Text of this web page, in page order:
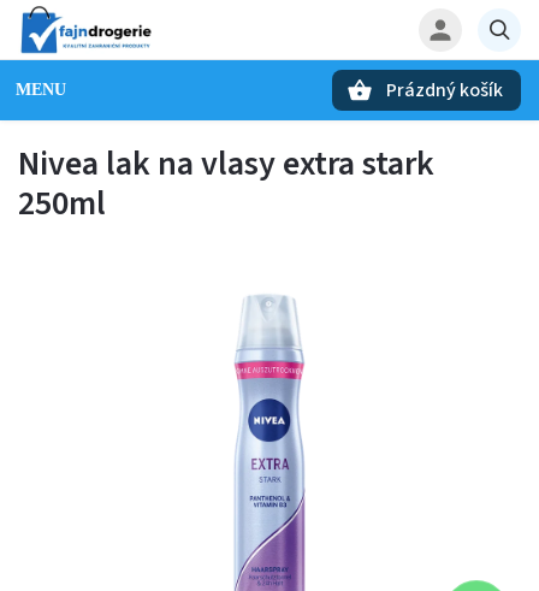
Prázdný košík
Nivea lak na vlasy extra stark
250ml